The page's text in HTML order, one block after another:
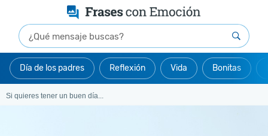
Día de los padres Reflexión Vida Bonitas
Si quieres tener un buen día...